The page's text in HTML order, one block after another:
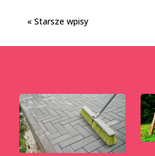
« Starsze wpisy